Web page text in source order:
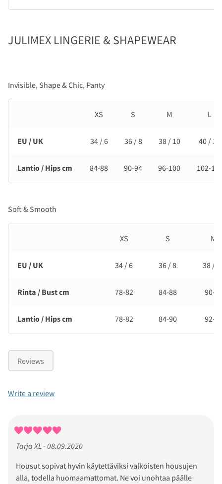
JULIMEX LINGERIE & SHAPEWEAR
Invisible, Shape & Chic, Panty
XS S M L
EU / UK 34 / 6 36 / 8 38 / 10 40 / 12
Lantio / Hips cm 84-88 90-94 96-100 102-
Soft & Smooth
XS S M
EU / UK 34 / 6 36 / 8 38 /
Rinta / Bust cm 78-82 84-88 90-
Lantio / Hips cm 78-82 84-90 92-
Reviews
Write a review
Tarja XL - 08.09.2020
Housut sopivat hyvin käytettäviksi valkoisten housujen
alla, todella huomaamattomat. Ne voi unohtaa päälle